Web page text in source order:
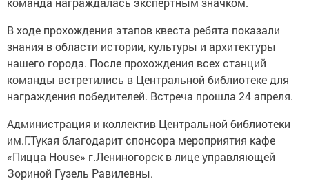
В ходе прохождения этапов квеста ребята показали
знания в области истории, культуры и архитектуры
нашего города. После прохождения всех станций
команды встретились в Центральной библиотеке для
награждения победителей. Встреча прошла 24 апреля.
Администрация и коллектив Центральной библиотеки
им.Г.Тукая благодарит спонсора мероприятия кафе
«Пицца House» г.Лениногорск в лице управляющей
Зориной Гузель Равилевны.